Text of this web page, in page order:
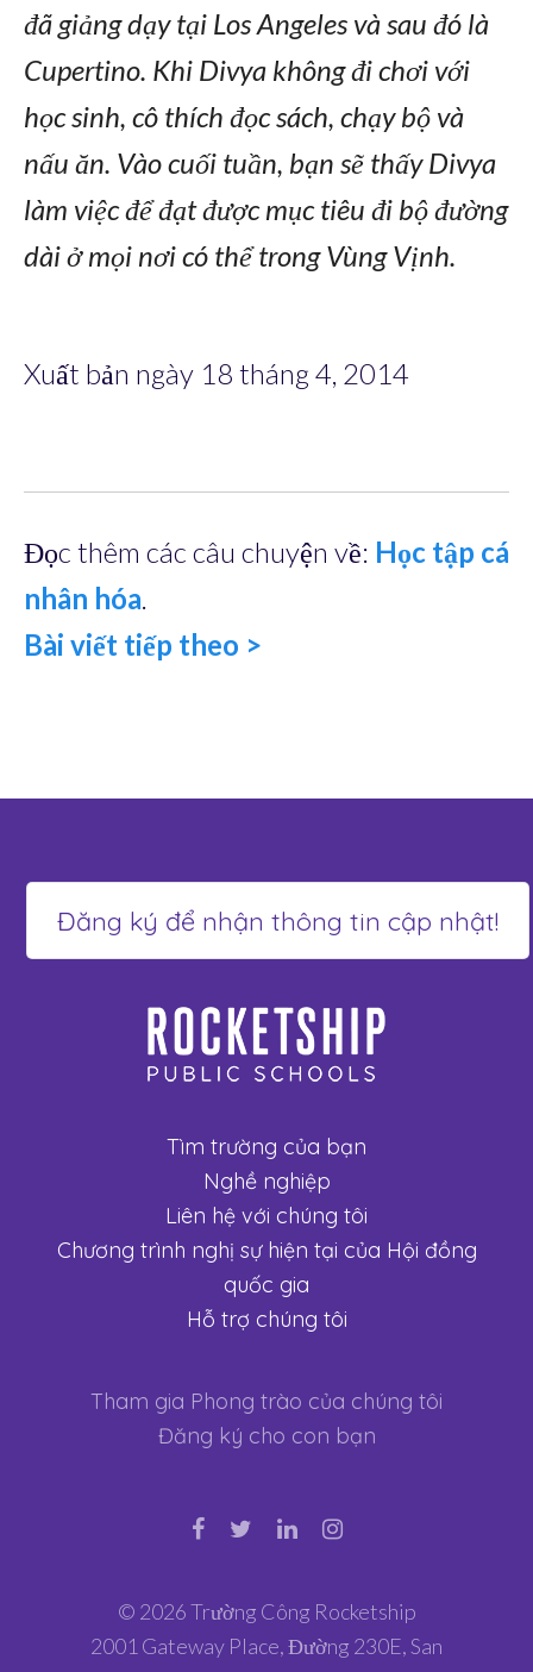
đã giảng dạy tại Los Angeles và sau đó là
Cupertino. Khi Divya không đi chơi với
học sinh, cô thích đọc sách, chạy bộ và
nấu ăn. Vào cuối tuần, bạn sẽ thấy Divya
làm việc để đạt được mục tiêu đi bộ đường
dài ở mọi nơi có thể trong Vùng Vịnh.
Xuất bản ngày 18 tháng 4, 2014
Đọc thêm các câu chuyện về: Học tập cá
nhân hóa.
Bài viết tiếp theo >
Tìm trường của bạn
Nghề nghiệp
Liên hệ với chúng tôi
Chương trình nghị sự hiện tại của Hội đồng
quốc gia
Hỗ trợ chúng tôi
Tham gia Phong trào của chúng tôi
Đăng ký cho con bạn
© 2026 Trường Công Rocketship
2001 Gateway Place, Đường 230E, San